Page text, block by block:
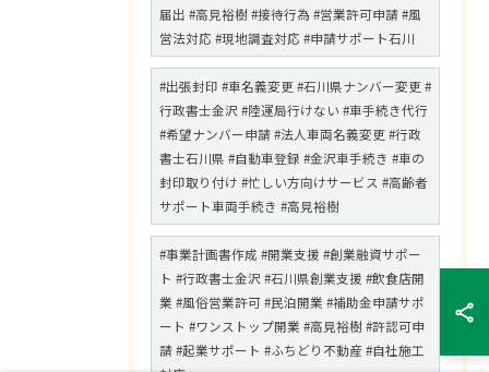
届出 #高見裕樹 #接待行為 #営業許可申請 #風
営法対応 #現地調査対応 #申請サポート石川
#出張封印 #車名義変更 #石川県ナンバー変更 #
行政書士金沢 #陸運局行けない #車手続き代行
#希望ナンバー申請 #法人車両名義変更 #行政
書士石川県 #自動車登録 #金沢車手続き #車の
封印取り付け #忙しい方向けサービス #高齢者
サポート車両手続き #高見裕樹
#事業計画書作成 #開業支援 #創業融資サポー
ト #行政書士金沢 #石川県創業支援 #飲食店開
業 #風俗営業許可 #民泊開業 #補助金申請サポ
ート #ワンストップ開業 #高見裕樹 #許認可申
請 #起業サポート #ふちどり不動産 #自社施工